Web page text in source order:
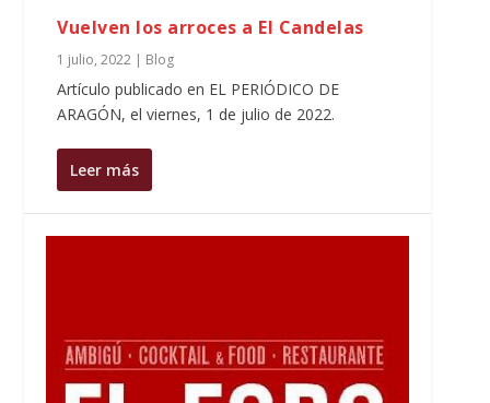
Vuelven los arroces a El Candelas
1 julio, 2022 | Blog
Artículo publicado en EL PERIÓDICO DE
ARAGÓN, el viernes, 1 de julio de 2022.
Leer más